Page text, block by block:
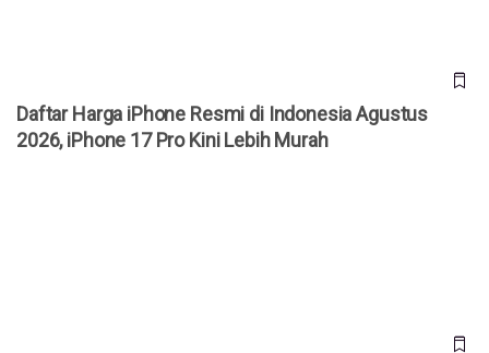
Daftar Harga iPhone Resmi di Indonesia Agustus
2026, iPhone 17 Pro Kini Lebih Murah